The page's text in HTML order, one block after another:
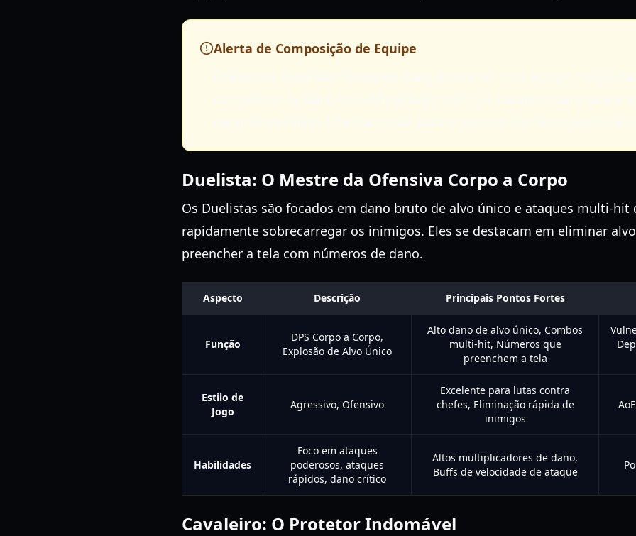
Alerta de Composição de Equipe
Duelista: O Mestre da Ofensiva Corpo a Corpo
Os Duelistas são focados em dano bruto de alvo único e ataques multi-hit
rapidamente sobrecarregar os inimigos. Eles se destacam em eliminar
preencher a tela com números de dano.
Aspecto Descrição Principais Pontos Fortes
Função
DPS Corpo a Corpo,
Explosão de Alvo Único
Alto dano de alvo único, Combos
multi-hit, Números que
preenchem a tela
Estilo de
Jogo
Agressivo, Ofensivo
Excelente para lutas contra
chefes, Eliminação rápida de
inimigos
Habilidades
Foco em ataques
poderosos, ataques
rápidos, dano crítico
Altos multiplicadores de dano,
Buffs de velocidade de ataque
Cavaleiro: O Protetor Indomável